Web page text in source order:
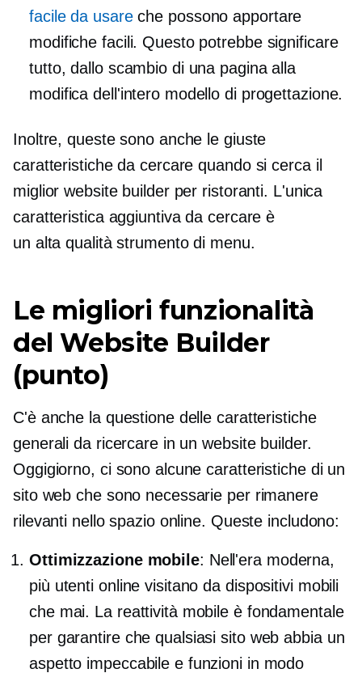
facile da usareche possono apportare
modifiche facili. Questo potrebbe significare
tutto, dallo scambio di una pagina alla
modifica dell'intero modello di progettazione.
Inoltre, queste sono anche le giuste
caratteristiche da cercare quando si cerca il
miglior website builder per ristoranti. L'unica
caratteristica aggiuntiva da cercare è
un alta qualitàstrumento di menu.
Le migliori funzionalità
del Website Builder
(punto)
C'è anche la questione delle caratteristiche
generali da ricercare in un website builder.
Oggigiorno, ci sono alcune caratteristiche di un
sito web che sono necessarie per rimanere
rilevanti nello spazio online. Queste includono:
Ottimizzazione mobile: Nell'era moderna,
più utenti online visitano da dispositivi mobili
che mai. La reattività mobile è fondamentale
per garantire che qualsiasi sito web abbia un
aspetto impeccabile e funzioni in modo